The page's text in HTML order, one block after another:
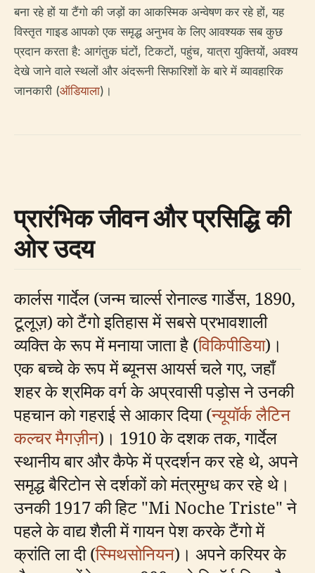
बना रहे हों या टैंगो की जड़ों का आकस्मिक अन्वेषण कर रहे हों, यह
विस्तृत गाइड आपको एक समृद्ध अनुभव के लिए आवश्यक सब कुछ
प्रदान करता है: आगंतुक घंटों, टिकटों, पहुंच, यात्रा युक्तियों, अवश्य
देखे जाने वाले स्थलों और अंदरूनी सिफारिशों के बारे में व्यावहारिक
जानकारी (ऑडियाला)।
प्रारंभिक जीवन और प्रसिद्धि की
ओर उदय
कार्लस गार्देल (जन्म चार्ल्स रोनाल्ड गार्डेस, 1890,
टूलूज़) को टैंगो इतिहास में सबसे प्रभावशाली
व्यक्ति के रूप में मनाया जाता है (विकिपीडिया)।
एक बच्चे के रूप में ब्यूनस आयर्स चले गए, जहाँ
शहर के श्रमिक वर्ग के अप्रवासी पड़ोस ने उनकी
पहचान को गहराई से आकार दिया (न्यूयॉर्क लैटिन
कल्चर मैगज़ीन)। 1910 के दशक तक, गार्देल
स्थानीय बार और कैफे में प्रदर्शन कर रहे थे, अपने
समृद्ध बैरिटोन से दर्शकों को मंत्रमुग्ध कर रहे थे।
उनकी 1917 की हिट "Mi Noche Triste" ने
पहले के वाद्य शैली में गायन पेश करके टैंगो में
क्रांति ला दी (स्मिथसोनियन)। अपने करियर के